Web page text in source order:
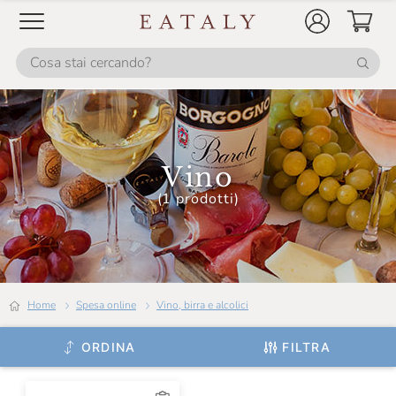
Vino
(1 prodotti)
Home Spesa online Vino, birra e alcolici
ORDINA FILTRA
Camerlengo
Camossi
Campo Alle Comete
Cantina Mesa
Cantina Valtidone
Cantine Florio
Cantine Lunae
Cantine Paltrinieri
Cantine Silvestri
Cantine Dell'Angelo